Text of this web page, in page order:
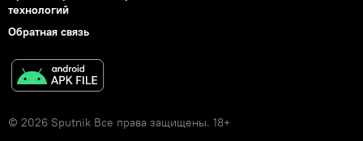
технологий
Обратная связь
© 2026 Sputnik Все права защищены. 18+